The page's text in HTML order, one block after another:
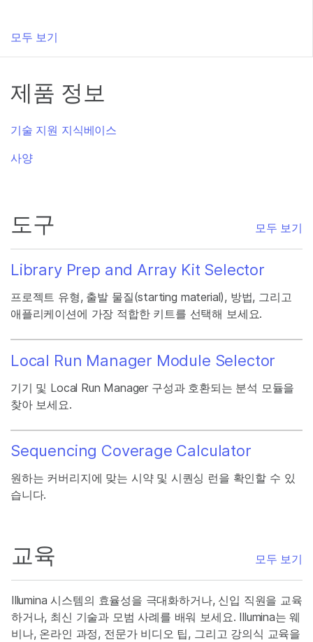
모두 보기
제품 정보
기술 지원 지식베이스
사양
도구 모두 보기
Library Prep and Array Kit Selector
프로젝트 유형, 출발 물질(starting material), 방법, 그리고
애플리케이션에 가장 적합한 키트를 선택해 보세요.
Local Run Manager Module Selector
기기 및 Local Run Manager 구성과 호환되는 분석 모듈을
찾아 보세요.
Sequencing Coverage Calculator
원하는 커버리지에 맞는 시약 및 시퀀싱 런을 확인할 수 있
습니다.
교육 모두 보기
Illumina 시스템의 효율성을 극대화하거나, 신입 직원을 교육
하거나, 최신 기술과 모범 사례를 배워 보세요. Illumina는 웨
비나, 온라인 과정, 전문가 비디오 팁, 그리고 강의식 교육을